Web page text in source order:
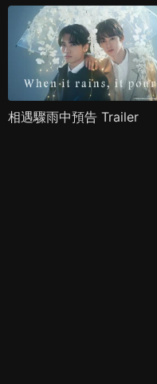
相遇驟雨中預告 Trailer